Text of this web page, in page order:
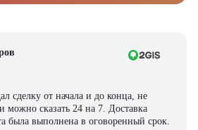
сделку от начала и до конца, не
можно сказать 24 на 7. Доставка
была выполнена в оговоренный срок.